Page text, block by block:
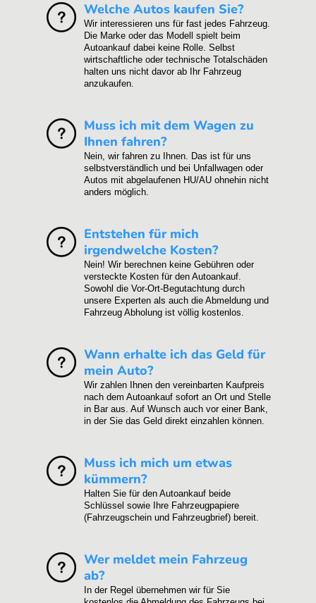
Welche Autos kaufen Sie?
Wir interessieren uns für fast jedes Fahrzeug.
Die Marke oder das Modell spielt beim
Autoankauf dabei keine Rolle. Selbst
wirtschaftliche oder technische Totalschäden
halten uns nicht davor ab Ihr Fahrzeug
anzukaufen.
Muss ich mit dem Wagen zu
Ihnen fahren?
Nein, wir fahren zu Ihnen. Das ist für uns
selbstverständlich und bei Unfallwagen oder
Autos mit abgelaufenen HU/AU ohnehin nicht
anders möglich.
Entstehen für mich
irgendwelche Kosten?
Nein! Wir berechnen keine Gebühren oder
versteckte Kosten für den Autoankauf.
Sowohl die Vor-Ort-Begutachtung durch
unsere Experten als auch die Abmeldung und
Fahrzeug Abholung ist völlig kostenlos.
Wann erhalte ich das Geld für
mein Auto?
Wir zahlen Ihnen den vereinbarten Kaufpreis
nach dem Autoankauf sofort an Ort und Stelle
in Bar aus. Auf Wunsch auch vor einer Bank,
in der Sie das Geld direkt einzahlen können.
Muss ich mich um etwas
kümmern?
Halten Sie für den Autoankauf beide
Schlüssel sowie Ihre Fahrzeugpapiere
(Fahrzeugschein und Fahrzeugbrief) bereit.
Wer meldet mein Fahrzeug
ab?
In der Regel übernehmen wir für Sie